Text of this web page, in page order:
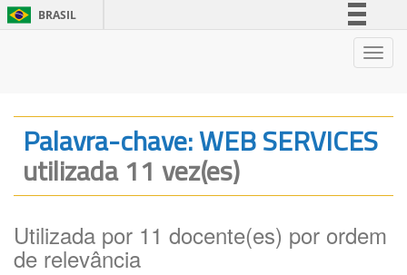
BRASIL
Legislação
Palavra-chave: WEB SERVICES
utilizada 11 vez(es)
Utilizada por 11 docente(es) por ordem
de relevância